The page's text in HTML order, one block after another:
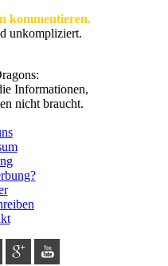
kommentieren.
unkompliziert.
Informationen,
nicht braucht.